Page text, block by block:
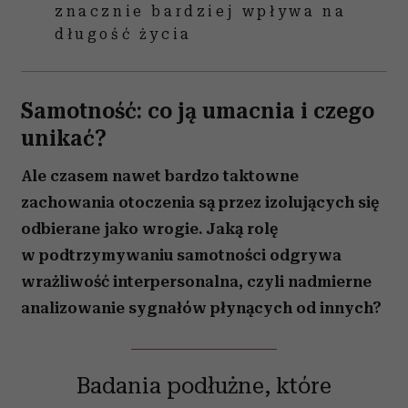
znacznie bardziej wpływa na
długość życia
Samotność: co ją umacnia i czego
unikać?
Ale czasem nawet bardzo taktowne
zachowania otoczenia są przez izolujących się
odbierane jako wrogie. Jaką rolę
w podtrzymywaniu samotności odgrywa
wrażliwość interpersonalna, czyli nadmierne
analizowanie sygnałów płynących od innych?
Badania podłużne, które